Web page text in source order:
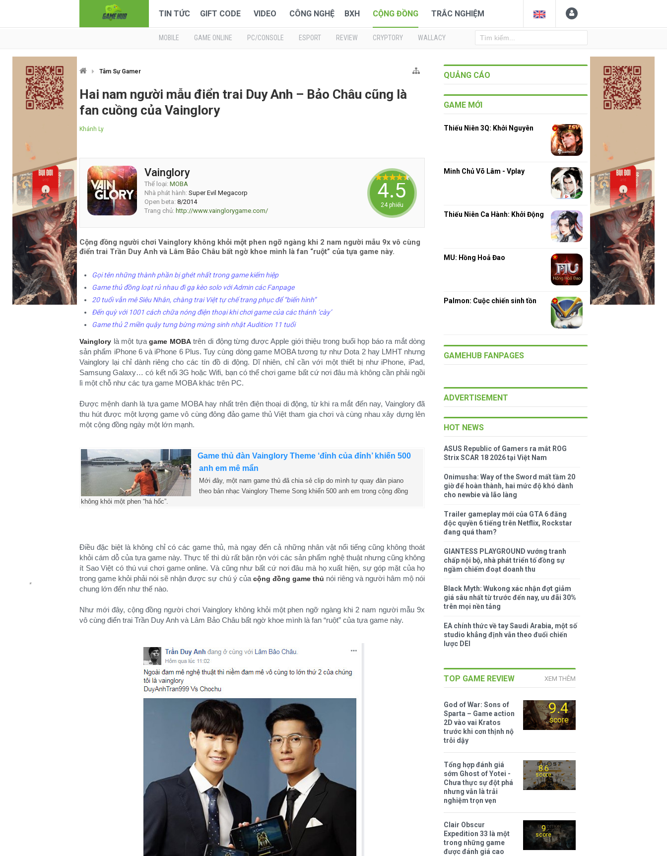
TIN TỨC GIFT CODE VIDEO CÔNG NGHỆ BXH CỘNG ĐỒNG TRẮC NGHIỆM
MOBILE GAME ONLINE PC/CONSOLE ESPORT REVIEW CRYPTORY WALLACY
Tâm Sự Gamer
Hai nam người mẫu điển trai Duy Anh – Bảo Châu cũng là
fan cuồng của Vainglory
Khánh Ly
Vainglory
Thể loại: MOBA
Nhà phát hành: Super Evil Megacorp
Open beta: 8/2014
Trang chủ: http://www.vainglorygame.com/
4.58333
24 phiếu
Cộng đồng người chơi Vainglory không khỏi một phen ngỡ ngàng khi 2 nam người mẫu 9x vô cùng
điển trai Trần Duy Anh và Lâm Bảo Châu bất ngờ khoe mình là fan “ruột” của tựa game này.
Gọi tên những thành phần bị ghét nhất trong game kiếm hiệp
Game thủ đồng loạt rủ nhau đi gạ kèo solo với Admin các Fanpage
20 tuổi vẫn mê Siêu Nhân, chàng trai Việt tự chế trang phục để “biến hình”
Đến quỳ với 1001 cách chữa nóng điện thoại khi chơi game của các thánh ‘cày’
Game thủ 2 miền quậy tưng bừng mừng sinh nhật Audition 11 tuổi
Vainglory là một tựagame MOBAtrên di động từng được Apple giới thiệu trong buổi họp báo ra mắt dòng
sản phẩm iPhone 6 và iPhone 6 Plus. Tuy cùng dòng game MOBA tương tự như Dota 2 hay LMHT nhưng
Vainglory lại chỉ dành riêng cho các tín đồ di động. Dĩ nhiên, chỉ cần với một thiết bị như iPhone, iPad,
Samsung Galaxy… có kết nối 3G hoặc Wifi, bạn có thể chơi game bất cứ nơi đâu mà không cần phải ngồi
lì một chỗ như các tựa game MOBA khác trên PC.
Được mệnh danh là tựa game MOBA hay nhất trên điện thoại di động, từ khi ra mắt đến nay, Vainglory đã
thu hút được một lượng game vô cùng đông đảo game thủ Việt tham gia chơi và cùng nhau xây dựng lên
một cộng đồng ngày một lớn mạnh.​
Game thủ đàn Vainglory Theme ‘đỉnh của đỉnh’ khiến 500
anh em mê mẩn
Mới đây, một nam game thủ đã chia sẻ clip do mình tự quay đàn piano
theo bản nhạc Vainglory Theme Song khiến 500 anh em trong cộng đồng
không khỏi một phen “há hốc”.
Điều đặc biệt là không chỉ có các game thủ, mà ngay đến cả những nhân vật nổi tiếng cũng không thoát
khỏi cám dỗ của tựa game này. Thực tế thì dù rất bận rộn với các sản phẩm nghệ thuật nhưng cũng không
ít Sao Việt có thú vui chơi game online. Và cũng như bất cứ nơi đâu mà họ xuất hiện, sự góp mặt của họ
trong game khỏi phải nói sẽ nhận được sự chú ý của cộng đồng game thủ nói riêng và người hâm mộ nói
chung lớn đến như thế nào.
Như mới đây, cộng đồng người chơi Vainglory không khỏi một phen ngỡ ngàng khi 2 nam người mẫu 9x
vô cùng điển trai Trần Duy Anh và Lâm Bảo Châu bất ngờ khoe mình là fan “ruột” của tựa game này.
QUẢNG CÁO
GAME MỚI
Thiếu Niên 3Q: Khởi Nguyên
Minh Chủ Võ Lâm - Vplay
Thiếu Niên Ca Hành: Khởi Động
MU: Hồng Hoả Đao
Palmon: Cuộc chiến sinh tồn
GAMEHUB FANPAGES
ADVERTISEMENT
HOT NEWS
ASUS Republic of Gamers ra mắt ROG
Strix SCAR 18 2026 tại Việt Nam
Onimusha: Way of the Sword mất tầm 20
giờ để hoàn thành, hai mức độ khó dành
cho newbie và lão làng
Trailer gameplay mới của GTA 6 đăng
độc quyền 6 tiếng trên Netflix, Rockstar
đang quá tham?
GIANTESS PLAYGROUND vướng tranh
chấp nội bộ, nhà phát triển tố đồng sự
ngầm chiếm đoạt doanh thu
Black Myth: Wukong xác nhận đợt giảm
giá sâu nhất từ trước đến nay, ưu đãi 30%
trên mọi nền tảng
EA chính thức về tay Saudi Arabia, một số
studio khẳng định vẫn theo đuổi chiến
lược DEI
TOP GAME REVIEW XEM THÊM
9.4
score
God of War: Sons of
Sparta – Game action
2D vào vai Kratos
trước khi cơn thịnh nộ
trỗi dậy
8.6
score
Tổng hợp đánh giá
sớm Ghost of Yotei -
Chưa thực sự đột phá
nhưng vẫn là trải
nghiệm trọn vẹn
9
score
Clair Obscur
Expedition 33 là một
trong những game
được đánh giá cao